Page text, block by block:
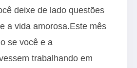
deixe de lado questões
a vida amorosa.Este mês
se você e a
trabalhando em